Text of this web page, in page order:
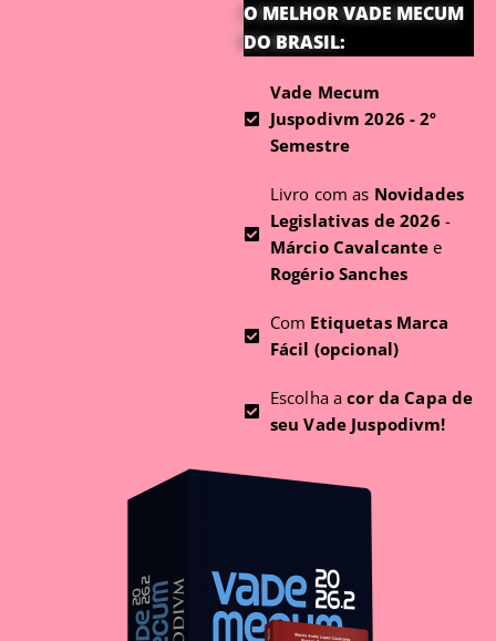
O MELHOR VADE MECUM
DO BRASIL:
Vade Mecum
Juspodivm 2026 - 2º
Semestre
Livro com as Novidades
Legislativas de 2026 -
Márcio Cavalcante e
Rogério Sanches
Com Etiquetas Marca
Fácil (opcional)
Escolha acor da Capa de
seu Vade Juspodivm!